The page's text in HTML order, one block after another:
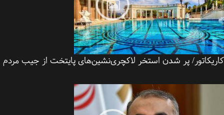
پر شدن استخر لاکچری‌نشین‌های پایتخت از جیب مردم